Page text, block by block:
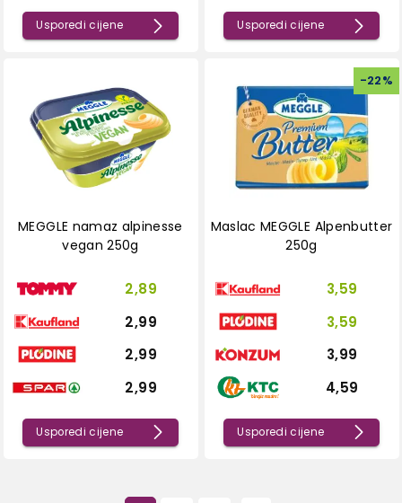
Usporedi cijene Usporedi cijene
MEGGLE namaz alpinesse
vegan 250g
2,89
2,99
2,99
2,99
Usporedi cijene
-22%
Maslac MEGGLE Alpenbutter
250g
3,59
3,59
3,99
4,59
Usporedi cijene